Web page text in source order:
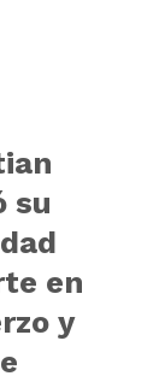
su
en
y